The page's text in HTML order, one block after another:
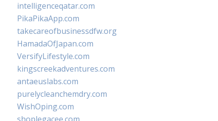
intelligenceqatar.com
PikaPikaApp.com
takecareofbusinessdfw.org
HamadaOfJapan.com
VersifyLifestyle.com
kingscreekadventures.com
antaeuslabs.com
purelycleanchemdry.com
WishOping.com